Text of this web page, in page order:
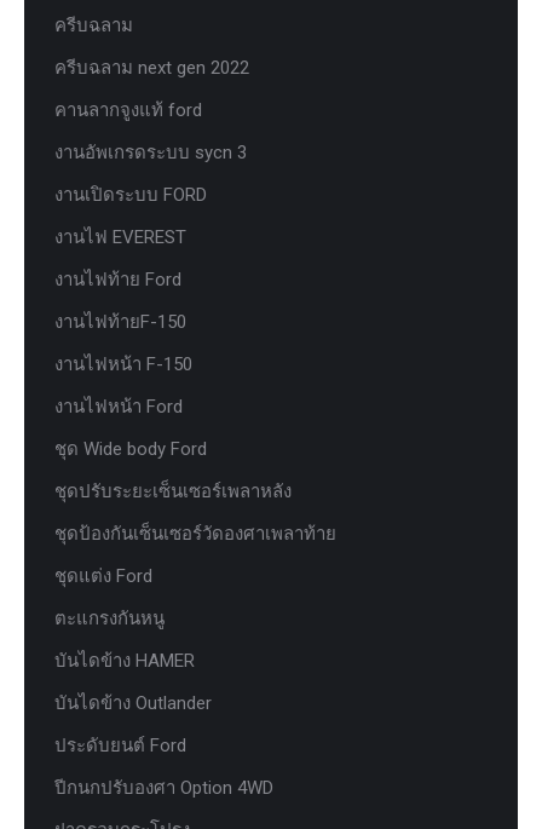
ครีบฉลาม
ครีบฉลาม next gen 2022
คานลากจูงแท้ ford
งานอัพเกรดระบบ sycn 3
งานเปิดระบบ FORD
งานไฟ EVEREST
งานไฟท้าย Ford
งานไฟท้ายF-150
งานไฟหน้า F-150
งานไฟหน้า Ford
ชุด Wide body Ford
ชุดปรับระยะเซ็นเซอร์เพลาหลัง
ชุดป้องกันเซ็นเซอร์วัดองศาเพลาท้าย
ชุดแต่ง Ford
ตะแกรงกันหนู
บันไดข้าง HAMER
บันไดข้าง Outlander
ประดับยนต์ Ford
ปีกนกปรับองศา Option 4WD